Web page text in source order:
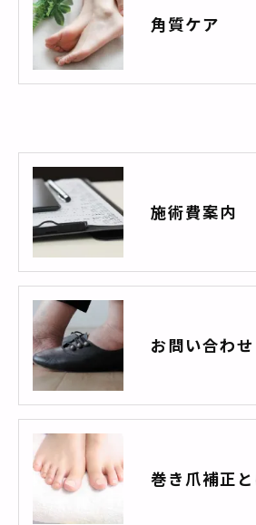
角質ケア
施術費案内
お問い合わせ
巻き爪補正と